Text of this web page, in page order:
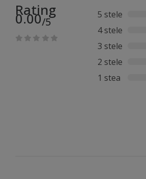
Rating
0.00/5
5 stele
4 stele
3 stele
2 stele
1 stea